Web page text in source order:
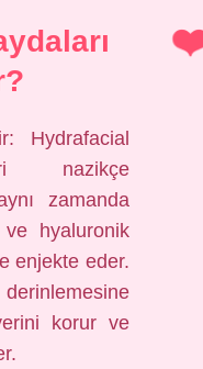
Hydrafacial
nazikçe
zamanda
hyaluronik
enjekte eder.
korur ve